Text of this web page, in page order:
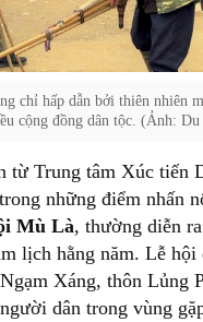
chỉ hấp dẫn bởi thiên nhiên
cộng đồng dân tộc. (Ảnh:
từ Trung tâm Xúc tiến
những điểm nhấn
Mù Là, thường diễn
lịch hằng năm. Lễ
Xáng, thôn Lủng
dân trong vùng